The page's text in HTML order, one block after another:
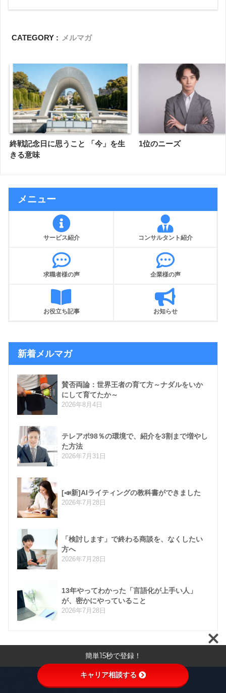
CATEGORY : メルマガ
終戦記念日に思うこと 「今」を生
きる意味
1位のニーズ
メニュー
サービス紹介 コンサルタント紹介
求職者様の声 企業様の声
お役立ち記事 お知らせ
新着メルマガ
賛否両論：世界王者の育て方～ナダルをいか
にして育てたか～
2026年8月4日
テレアポ98％の環境で、紹介を3割まで増やし
た方法
2026年7月31日
[📣新]AIライティングの教科書ができました
2026年7月28日
「検討します」で終わる商談を、なくしたい
方へ
2026年7月28日
13年やってわかった「言語化が上手い人」
が、密かにやっていること
2026年7月28日
簡単15秒で登録！
キャリア相談する